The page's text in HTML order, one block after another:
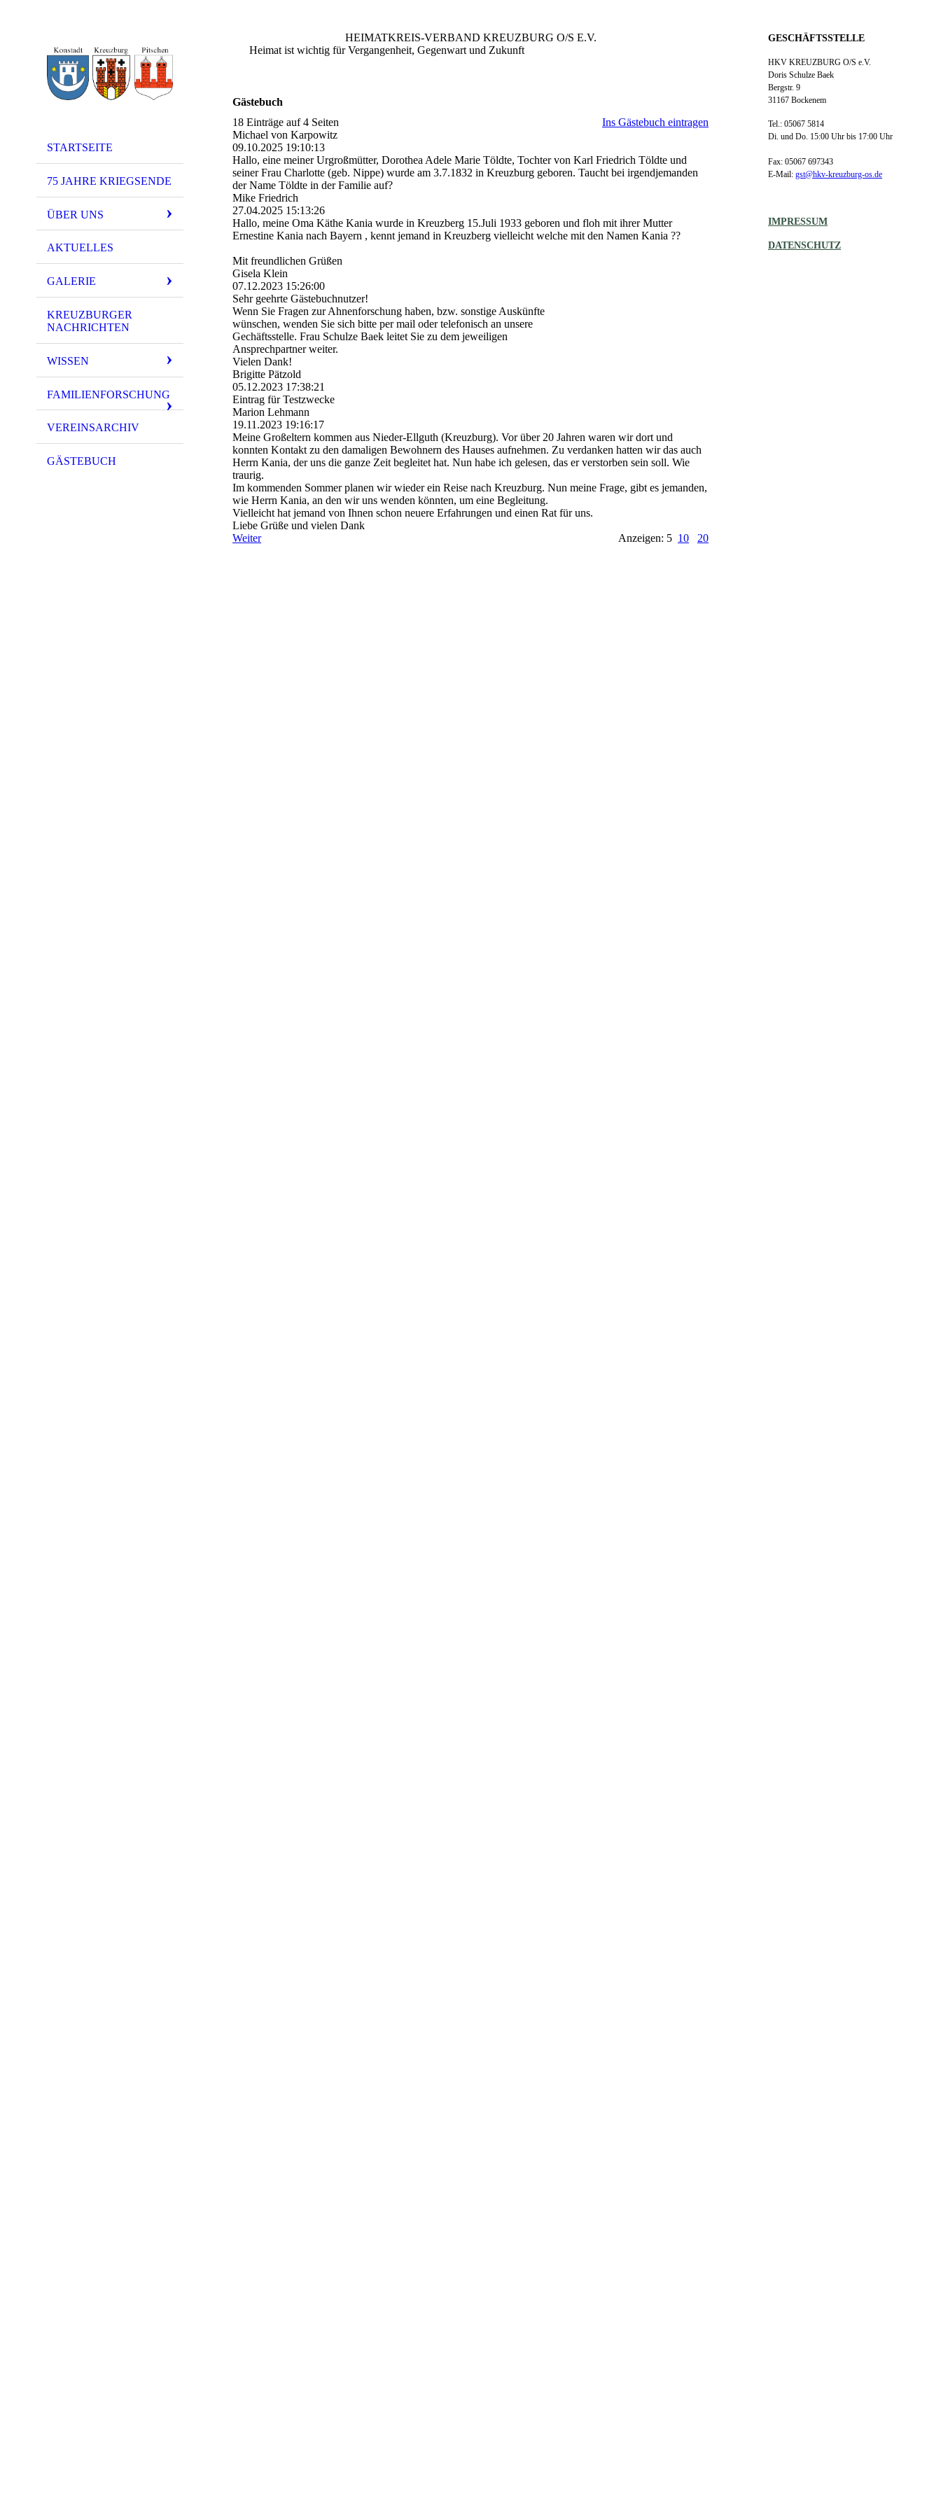
STARTSEITE
75 JAHRE KRIEGSENDE
ÜBER UNS
AKTUELLES
GALERIE
KREUZBURGER
NACHRICHTEN
WISSEN
FAMILIENFORSCHUNG
VEREINSARCHIV
GÄSTEBUCH
HEIMATKREIS-VERBAND KREUZBURG O/S E.V.
Heimat ist wichtig für Vergangenheit, Gegenwart und Zukunft
Gästebuch
18 Einträge auf 4 Seiten
Ins Gästebuch eintragen
Michael von Karpowitz
09.10.2025 19:10:13
Hallo, eine meiner Urgroßmütter, Dorothea Adele Marie Töldte, Tochter von Karl Friedrich Töldte und
seiner Frau Charlotte (geb. Nippe) wurde am 3.7.1832 in Kreuzburg geboren. Taucht bei irgendjemanden
der Name Töldte in der Familie auf?
Mike Friedrich
27.04.2025 15:13:26
Hallo, meine Oma Käthe Kania wurde in Kreuzberg 15.Juli 1933 geboren und floh mit ihrer Mutter
Ernestine Kania nach Bayern , kennt jemand in Kreuzberg vielleicht welche mit den Namen Kania ??
Mit freundlichen Grüßen
Gisela Klein
07.12.2023 15:26:00
Sehr geehrte Gästebuchnutzer!
Wenn Sie Fragen zur Ahnenforschung haben, bzw. sonstige Auskünfte
wünschen, wenden Sie sich bitte per mail oder telefonisch an unsere
Gechäftsstelle. Frau Schulze Baek leitet Sie zu dem jeweiligen
Ansprechpartner weiter.
Vielen Dank!
Brigitte Pätzold
05.12.2023 17:38:21
Eintrag für Testzwecke
Marion Lehmann
19.11.2023 19:16:17
Meine Großeltern kommen aus Nieder-Ellguth (Kreuzburg). Vor über 20 Jahren waren wir dort und
konnten Kontakt zu den damaligen Bewohnern des Hauses aufnehmen. Zu verdanken hatten wir das auch
Herrn Kania, der uns die ganze Zeit begleitet hat. Nun habe ich gelesen, das er verstorben sein soll. Wie
traurig.
Im kommenden Sommer planen wir wieder ein Reise nach Kreuzburg. Nun meine Frage, gibt es jemanden,
wie Herrn Kania, an den wir uns wenden könnten, um eine Begleitung.
Vielleicht hat jemand von Ihnen schon neuere Erfahrungen und einen Rat für uns.
Liebe Grüße und vielen Dank
Weiter
Anzeigen: 5 10 20
GESCHÄFTSSTELLE
HKV KREUZBURG O/S e.V.
Doris Schulze Baek
Bergstr. 9
31167 Bockenem
Tel.: 05067 5814
Di. und Do. 15:00 Uhr bis 17:00 Uhr
Fax: 05067 697343
E-Mail: gst@hkv-kreuzburg-os.de
IMPRESSUM
DATENSCHUTZ